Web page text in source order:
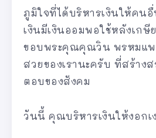
ภูมิใจที่ได้บริหารเงินให้คนอื่
เงินมีเงินออมพอใช้หลังเก
ขอบพระคุณคุณวิน พรหมแ
สวยของเรานะครับ ที่สร้าง
ตอบของสังคม
วันนี้ คุณบริหารเงินให้งอกเ